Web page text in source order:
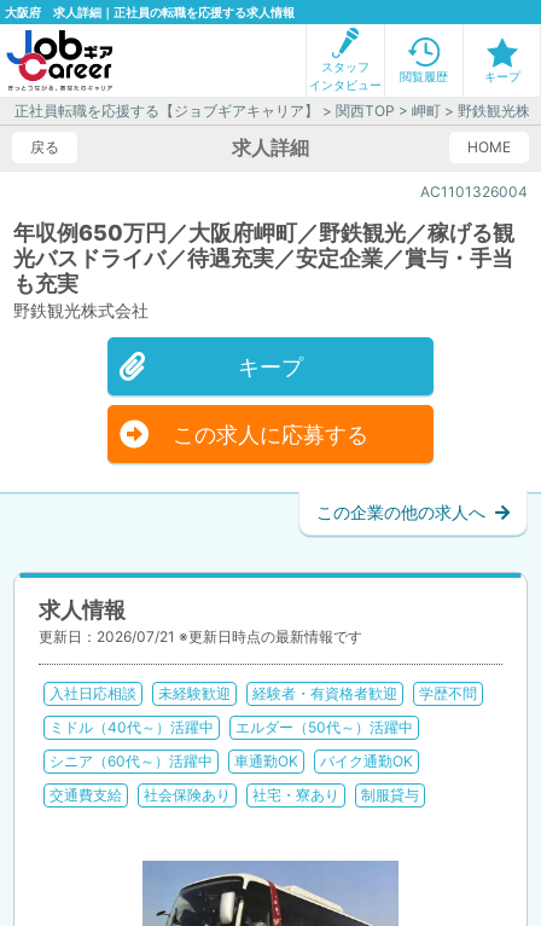
大阪府 求人詳細｜正社員の転職を応援する求人情報
スタッフ
インタビュー
閲覧履歴 キープ
正社員転職を応援する【ジョブギアキャリア】 >関西TOP >岬町 > 野鉄観光株
戻る
HOME
求人詳細
AC1101326004
年収例650万円／大阪府岬町／野鉄観光／稼げる観
光バスドライバ／待遇充実／安定企業／賞与・手当
も充実
野鉄観光株式会社
キープ
この求人に応募する
この企業の他の求人へ
求人情報
更新日：2026/07/21 ※更新日時点の最新情報です
入社日応相談 未経験歓迎 経験者・有資格者歓迎
学歴不問
ミドル（40代～）活躍中
エルダー（50代～）活躍中
シニア（60代～）活躍中
車通勤OK
バイク通勤OK
交通費支給
社会保険あり 社宅・寮あり 制服貸与